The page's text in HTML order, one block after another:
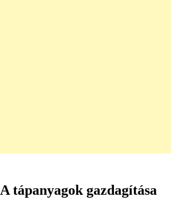
A tápanyagok gazdagítása